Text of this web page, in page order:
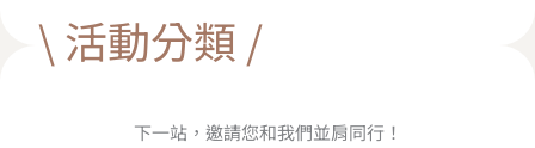
\ 活動分類 /
下一站，邀請您和我們並肩同行！